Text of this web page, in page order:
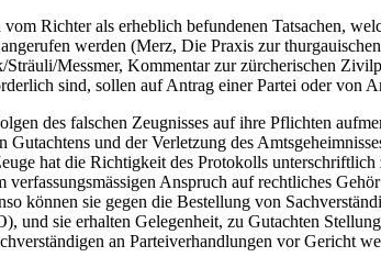
Richter als erheblich befundenen Tatsachen,
werden (Merz, Die Praxis zur
Messmer, Kommentar zur zürcherischen
sind, sollen auf Antrag einer Partei oder von
des falschen Zeugnisses auf ihre Pflichten
und der Verletzung des
hat die Richtigkeit des Protokolls
Anspruch auf rechtliches
können sie gegen die Bestellung von
und sie erhalten Gelegenheit, zu Gutachten
an Parteiverhandlungen vor Gericht